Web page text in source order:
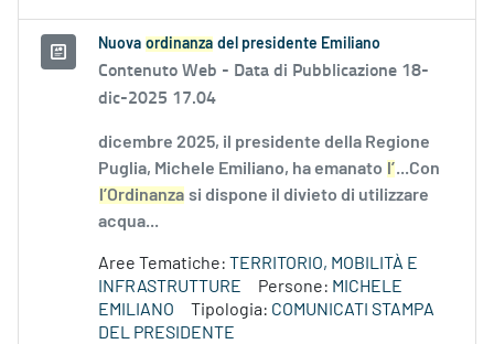
Nuova ordinanza del presidente Emiliano
Contenuto Web - Data di Pubblicazione 18-
dic-2025 17.04
dicembre 2025, il presidente della Regione
Puglia, Michele Emiliano, ha emanato l’...Con
l’Ordinanza si dispone il divieto di utilizzare
acqua...
Aree Tematiche: TERRITORIO, MOBILITÀ E
INFRASTRUTTURE
Persone: MICHELE
EMILIANO
Tipologia: COMUNICATI STAMPA
DEL PRESIDENTE